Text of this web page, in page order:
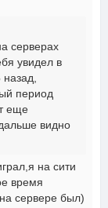
серверах
увидел в
период
еще
видно
на сити
время
сервере был)